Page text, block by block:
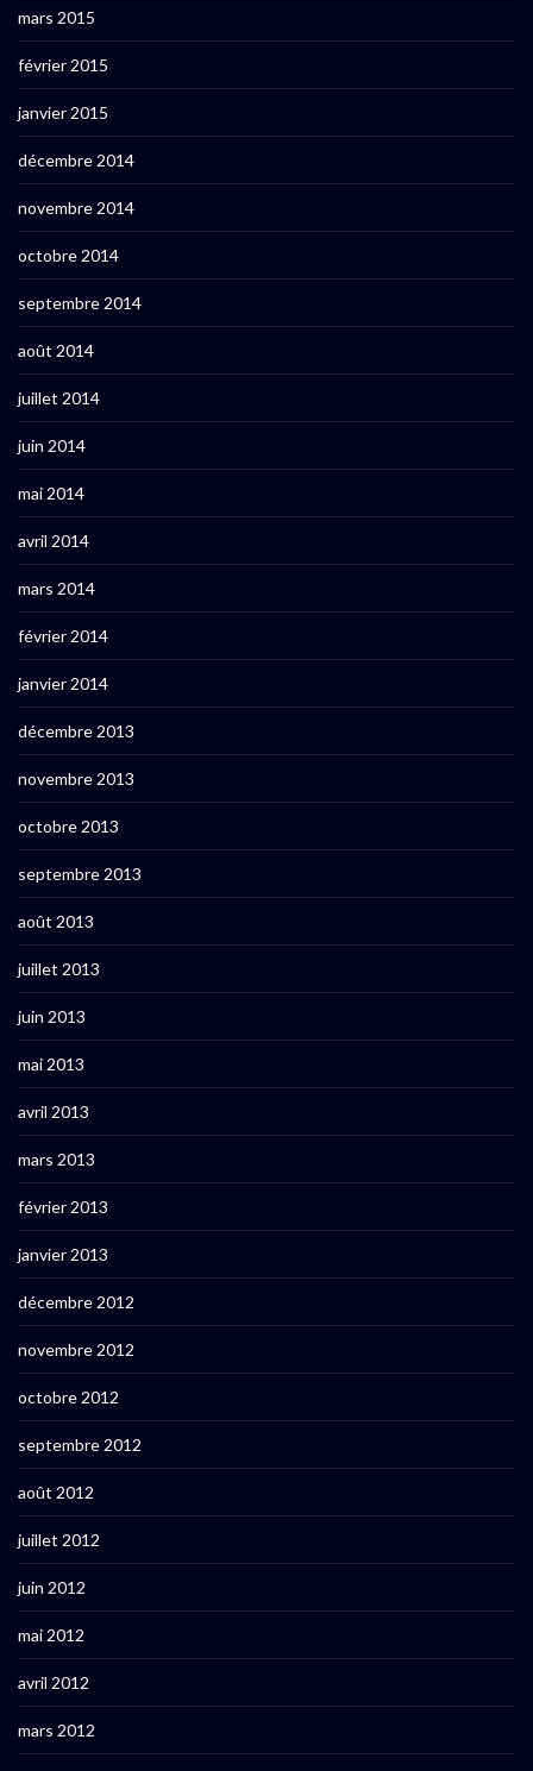
mars 2015
février 2015
janvier 2015
décembre 2014
novembre 2014
octobre 2014
septembre 2014
août 2014
juillet 2014
juin 2014
mai 2014
avril 2014
mars 2014
février 2014
janvier 2014
décembre 2013
novembre 2013
octobre 2013
septembre 2013
août 2013
juillet 2013
juin 2013
mai 2013
avril 2013
mars 2013
février 2013
janvier 2013
décembre 2012
novembre 2012
octobre 2012
septembre 2012
août 2012
juillet 2012
juin 2012
mai 2012
avril 2012
mars 2012